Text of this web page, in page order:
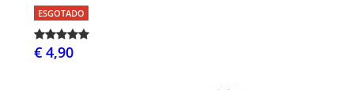
ESGOTADO
€ 4,90